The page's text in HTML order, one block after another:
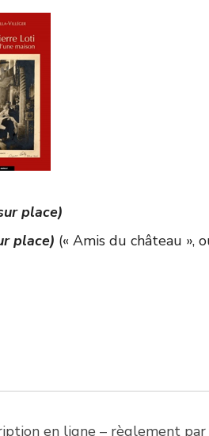
place)
place) (« Amis du château »,
en ligne – règlement par